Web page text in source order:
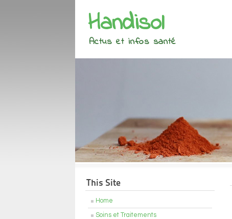
Handisol
Actus et infos santé
This Site
Home
Soins et Traitements